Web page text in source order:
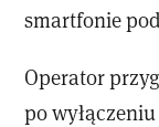
smartfonie
Operator
po